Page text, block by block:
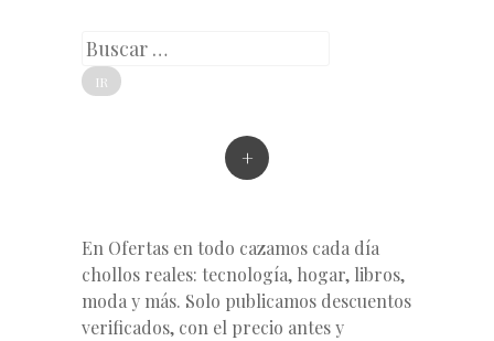
Buscar
+
En Ofertas en todo cazamos cada día
chollos reales: tecnología, hogar, libros,
moda y más. Solo publicamos descuentos
verificados, con el precio antes y